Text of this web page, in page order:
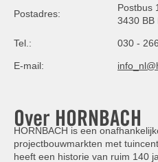
Postadres:
Postbus
3430 BB
Tel.: 030 -
E-mail:
Over HORNBACH
HORNBACH is een
projectbouwmarkten met
heeft een historie van ruim 140